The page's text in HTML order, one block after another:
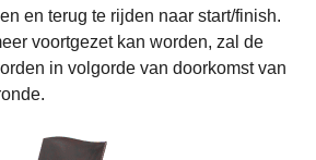
en terug te rijden naar start/finish.
voortgezet kan worden, zal de
in volgorde van doorkomst van